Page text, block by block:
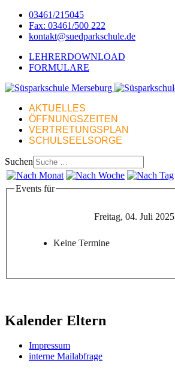
03461/215045
Fax: 03461/500 222
kontakt@suedparkschule.de
LEHRERDOWNLOAD
FORMULARE
AKTUELLES
ÖFFNUNGSZEITEN
VERTRETUNGSPLAN
SCHULSEELSORGE
Suchen
Events für
Freitag, 04. Juli 2025
Keine Termine
Kalender Eltern
Impressum
interne Mailabfrage